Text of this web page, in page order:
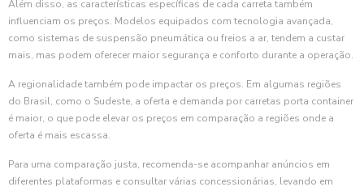
Além disso, as características específicas de cada carreta também
influenciam os preços. Modelos equipados com tecnologia avançada,
como sistemas de suspensão pneumática ou freios a ar, tendem a custar
mais, mas podem oferecer maior segurança e conforto durante a operação.
A regionalidade também pode impactar os preços. Em algumas regiões
do Brasil, como o Sudeste, a oferta e demanda por carretas porta container
é maior, o que pode elevar os preços em comparação a regiões onde a
oferta é mais escassa.
Para uma comparação justa, recomenda-se acompanhar anúncios em
diferentes plataformas e consultar várias concessionárias, levando em